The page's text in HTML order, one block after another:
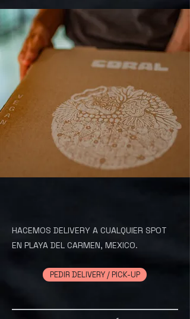
HACEMOS DELIVERY A CUALQUIER SPOT
EN PLAYA DEL CARMEN, MEXICO.
PEDIR DELIVERY / PICK-UP